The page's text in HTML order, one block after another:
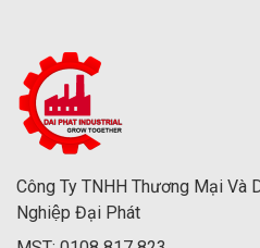
Công Ty TNHH Thương Mại Và
Nghiệp Đại Phát